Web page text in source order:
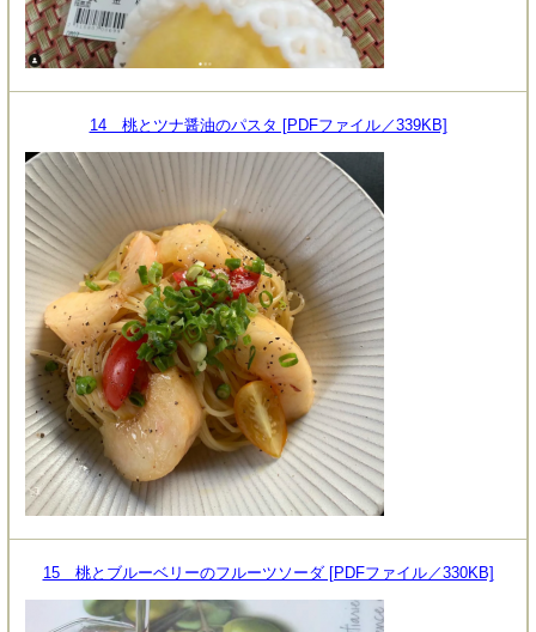
14 桃とツナ醤油のパスタ [PDFファイル／339KB]
15 桃とブルーベリーのフルーツソーダ [PDFファイル／330KB]